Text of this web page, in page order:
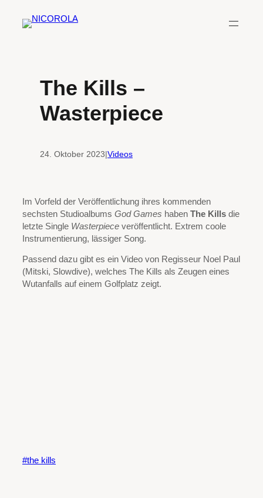
Inhalt
The Kills –
Wasterpiece
24. Oktober 2023|Videos
Im Vorfeld der Veröffentlichung ihres kommenden
sechsten Studioalbums God Games haben The Kills die
letzte Single Wasterpiece veröffentlicht. Extrem coole
Instrumentierung, lässiger Song.
Passend dazu gibt es ein Video von Regisseur Noel Paul
(Mitski, Slowdive), welches The Kills als Zeugen eines
Wutanfalls auf einem Golfplatz zeigt.
the kills